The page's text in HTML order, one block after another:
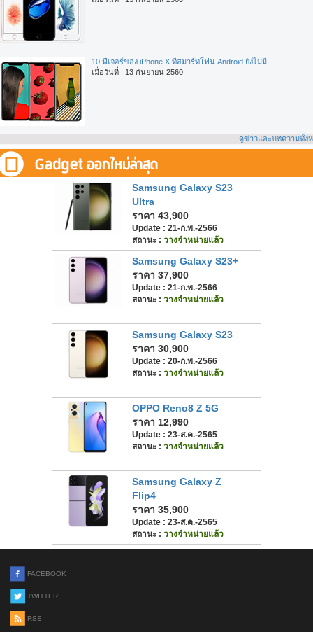
10 ฟีเจอร์ของ iPhone X ที่สมาร์ทโฟน Android ยังไม่มี
เมื่อวันที่ : 13 กันยายน 2560
ดูข่าวและบทความทั้ง
Samsung Galaxy S23
Ultra
ราคา 43,900
Update : 21-ก.พ.-2566
สถานะ : วางจำหน่ายแล้ว
Samsung Galaxy S23+
ราคา 37,900
Update : 21-ก.พ.-2566
สถานะ : วางจำหน่ายแล้ว
Samsung Galaxy S23
ราคา 30,900
Update : 20-ก.พ.-2566
สถานะ : วางจำหน่ายแล้ว
OPPO Reno8 Z 5G
ราคา 12,990
Update : 23-ส.ค.-2565
สถานะ : วางจำหน่ายแล้ว
Samsung Galaxy Z
Flip4
ราคา 35,900
Update : 23-ส.ค.-2565
สถานะ : วางจำหน่ายแล้ว
FACEBOOK
TWITTER
RSS